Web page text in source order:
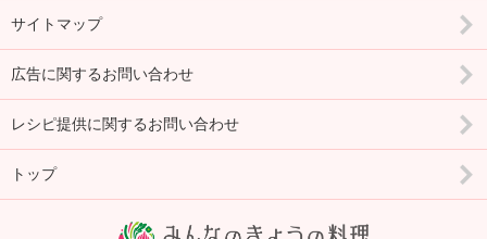
サイトマップ
広告に関するお問い合わせ
レシピ提供に関するお問い合わせ
トップ